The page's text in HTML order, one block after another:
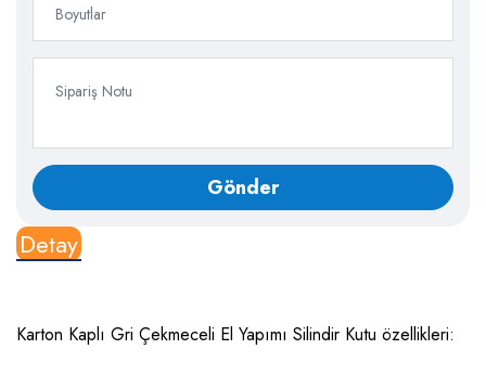
Detay
Karton Kaplı Gri Çekmeceli El Yapımı Silindir Kutu özellikleri: